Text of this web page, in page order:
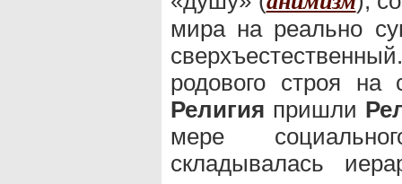
мира на реально
родового строя
Религия пришли
мере
складывалась